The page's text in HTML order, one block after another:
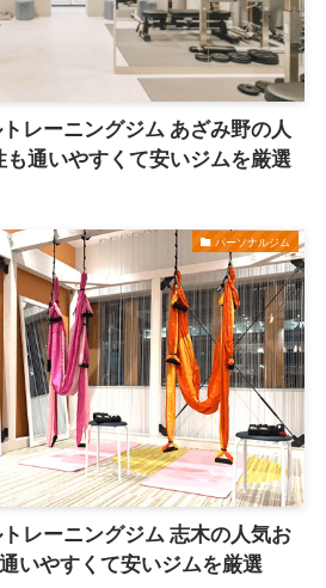
レーニングジム あざみ野の人
通いやすくて安いジムを厳選
パーソナルジム
レーニングジム 志木の人気お
いやすくて安いジムを厳選